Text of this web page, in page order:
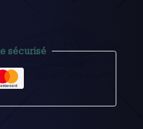
sécurisé